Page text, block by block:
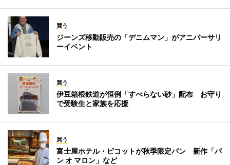
買う
ジーンズ移動販売の「デニムマン」がアニバーサリ
ーイベント
買う
伊豆箱根鉄道が恒例「すべらない砂」配布 お守り
で受験生と家族を応援
買う
富士屋ホテル・ピコットが秋季限定パン 新作「パ
ン オ マロン」など